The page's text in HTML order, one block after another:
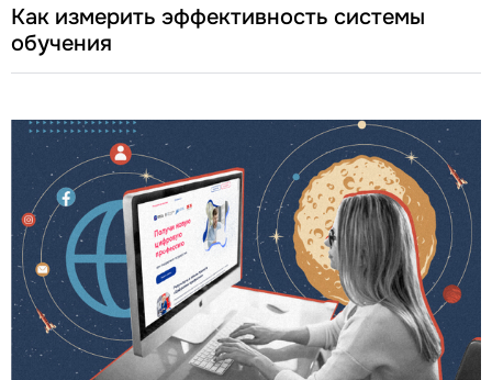
Как измерить эффективность системы
обучения